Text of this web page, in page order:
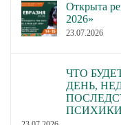
Открыта
2026»
23.07.2026
ЧТО
ДЕНЬ,